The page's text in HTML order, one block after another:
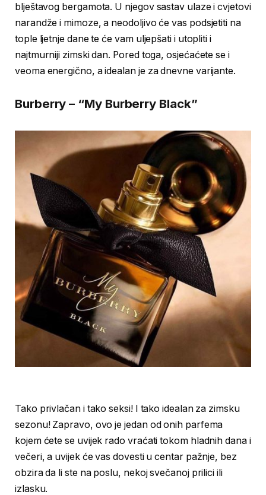
blještavog bergamota. U njegov sastav ulaze i cvjetovi
narandže i mimoze, a neodoljivo će vas podsjetiti na
tople ljetnje dane te će vam uljepšati i utopliti i
najtmurniji zimski dan. Pored toga, osjećaćete se i
veoma energično, a idealan je za dnevne varijante.
Burberry – “My Burberry Black”
Tako privlačan i tako seksi! I tako idealan za zimsku
sezonu! Zapravo, ovo je jedan od onih parfema
kojem ćete se uvijek rado vraćati tokom hladnih dana i
večeri, a uvijek će vas dovesti u centar pažnje, bez
obzira da li ste na poslu, nekoj svečanoj prilici ili
izlasku.